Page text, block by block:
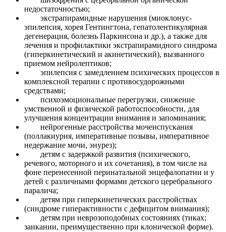
недостаточностью;
экстрапирамидные нарушения (миоклонус-
эпилепсия, хорея Гентингтона, гепатолентикулярная
дегенерация, болезнь Паркинсона и др.), а также для
лечения и профилактики экстрапирамидного синдрома
(гиперкинетический и акинетический), вызванного
приемом нейролептиков;
эпилепсия с замедлением психических процессов в
комплексной терапии с противосудорожными
средствами;
психоэмоциональные перегрузки, снижение
умственной и физической работоспособности, для
улучшения концентрации внимания и запоминания;
нейрогенные расстройства мочеиспускания
(поллакиурия, императивные позывы, императивное
недержание мочи, энурез);
детям с задержкой развития (психического,
речевого, моторного и их сочетания), в том числе на
фоне перенесенной перинатальной энцефалопатии и у
детей с различными формами детского церебрального
паралича;
детям при гиперкинетических расстройствах
(синдроме гиперактивности с дефицитом внимания);
детям при неврозоподобных состояниях (тиках;
заикании, преимущественно при клонической форме).